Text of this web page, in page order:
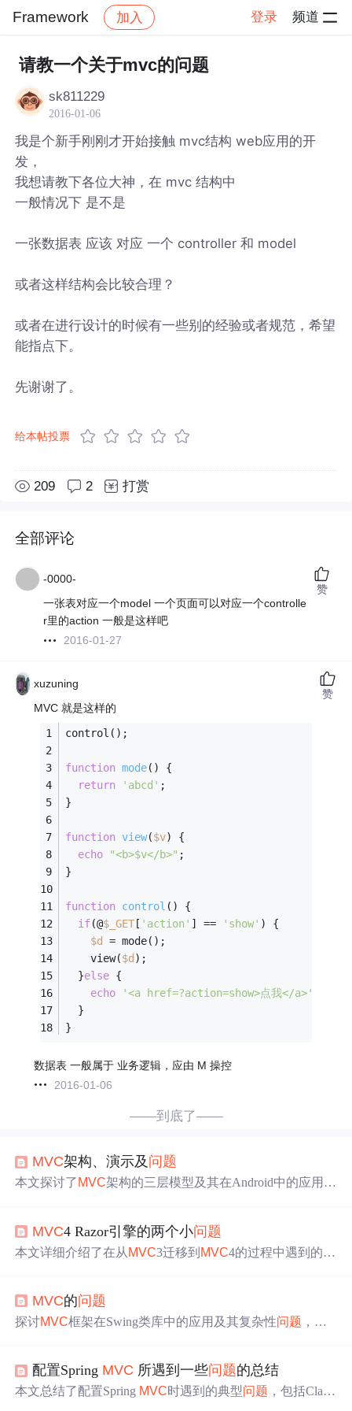
Framework 加入 登录 频道
社区 Framework 帖子详情
请教一个关于mvc的问题
sk811229
2016-01-06
我是个新手刚刚才开始接触 mvc结构 web应用的开
发，
我想请教下各位大神，在 mvc 结构中
一般情况下 是不是
一张数据表 应该 对应 一个 controller 和 model
或者这样结构会比较合理？
或者在进行设计的时候有一些别的经验或者规范，希望
能指点下。
先谢谢了。
给本帖投票
209 2 打赏
全部评论
-0000-
一张表对应一个model 一个页面可以对应一个controlle
r里的action 一般是这样吧
2016-01-27
赞
xuzuning
MVC 就是这样的
control();
function mode( )
{
return
'abcd' ;
}
function view($v)
{
echo
"<b>$v</b>" ;
}
function control ( )
{
if(@$_GET [ 'action' ] == 'show' ) {
$d
= mode();
    view(
$d );
  }
else {
echo
'<a href=?action=show>点我</a>'
  }
}
数据表 一般属于 业务逻辑，应由 M 操控
2016-01-06
赞
——到底了——
MVC架构、演示及 问题
本文探讨了 MVC架构的三层模型及其在Android中的应用，
际项目中的体现，并解释了由于内存泄漏
逐渐演变为MVP架构。
MVC4 Razor引擎的两个小问题
本文详细介绍了在从 MVC3迁移到 MVC4的过程中遇到的两
免路径解析 问题的解决办法。对于section标签
明了在MVC4中该标签使用方式的改变，以及如何正确编
MVC的问题
探讨MVC框架在Swing类库中的应用及其复杂性问题 ，指
配置Spring MVC 所遇到一些问题的总结
本文总结了配置Spring MVC时遇到的典型问题 ，包括Class